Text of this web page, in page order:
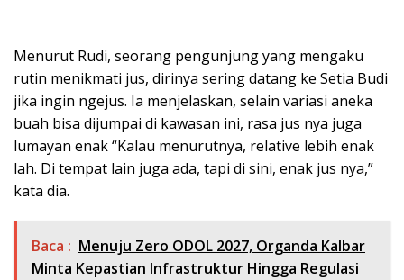
Menurut Rudi, seorang pengunjung yang mengaku
rutin menikmati jus, dirinya sering datang ke Setia Budi
jika ingin ngejus. Ia menjelaskan, selain variasi aneka
buah bisa dijumpai di kawasan ini, rasa jus nya juga
lumayan enak “Kalau menurutnya, relative lebih enak
lah. Di tempat lain juga ada, tapi di sini, enak jus nya,”
kata dia.
Baca : Menuju Zero ODOL 2027, Organda Kalbar
Minta Kepastian Infrastruktur Hingga Regulasi